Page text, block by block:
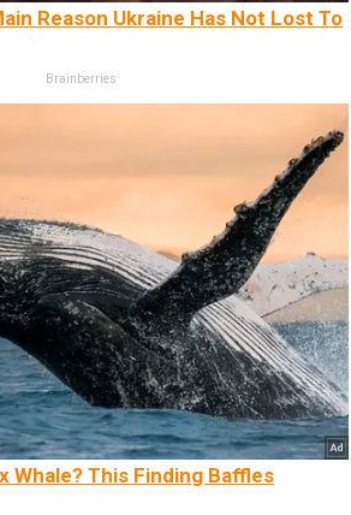
Reason Ukraine Has Not Lost To
Brainberries
Whale? This Finding Baffles